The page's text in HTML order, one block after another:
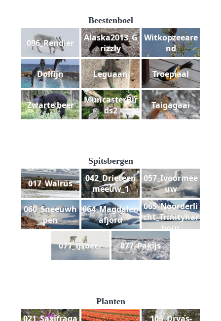
Beestenboel
096_Rendier
Alaska2013_G
rizzly
Witkopzeeare
nd
Dolfijn Leguaan Troepiaal
Zwarte beer
MuncasterBir
ds2
Taigagaai
Spitsbergen
017_Walrus
042_Drieteen
meeuw_1
057_Ivoormee
uw
060_Sneeuwh
oen
064_Magdalen
afjord
065_Noorderli
cht_Trinityhar
bour
071_IJsbeer
077_Pakijs
Planten
021_Saxifraga 105_Dryas-